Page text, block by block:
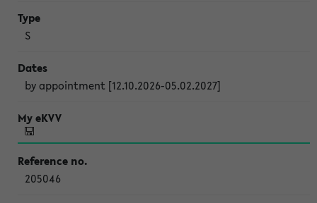
S
by appointment [12.10.2026-05.02.2027]
205046